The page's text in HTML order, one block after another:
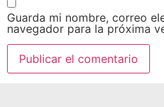
Guarda mi nombre, correo
navegador para la próxima